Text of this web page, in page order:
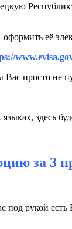
её
просто не
здесь
за 3
под рукой есть